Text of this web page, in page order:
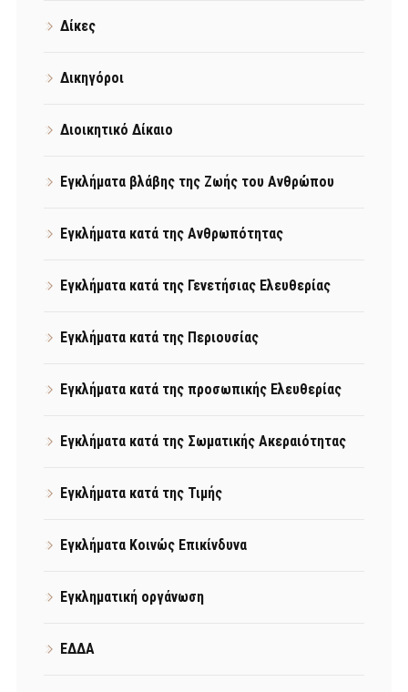
Δίκες
Δικηγόροι
Διοικητικό Δίκαιο
Εγκλήματα βλάβης της Ζωής του Ανθρώπου
Εγκλήματα κατά της Ανθρωπότητας
Εγκλήματα κατά της Γενετήσιας Ελευθερίας
Εγκλήματα κατά της Περιουσίας
Εγκλήματα κατά της προσωπικής Ελευθερίας
Εγκλήματα κατά της Σωματικής Ακεραιότητας
Εγκλήματα κατά της Τιμής
Εγκλήματα Κοινώς Επικίνδυνα
Εγκληματική οργάνωση
ΕΔΔΑ